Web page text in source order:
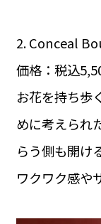
2. Conceal
価格：税込
お花を持ち歩
めに考えられ
らう側も開け
ワクワク感や